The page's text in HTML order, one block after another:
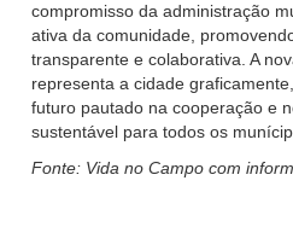
compromisso da administração
ativa da comunidade,
transparente e colaborativa. A
representa a cidade
futuro pautado na cooperação e
sustentável para todos os
Fonte: Vida no Campo com